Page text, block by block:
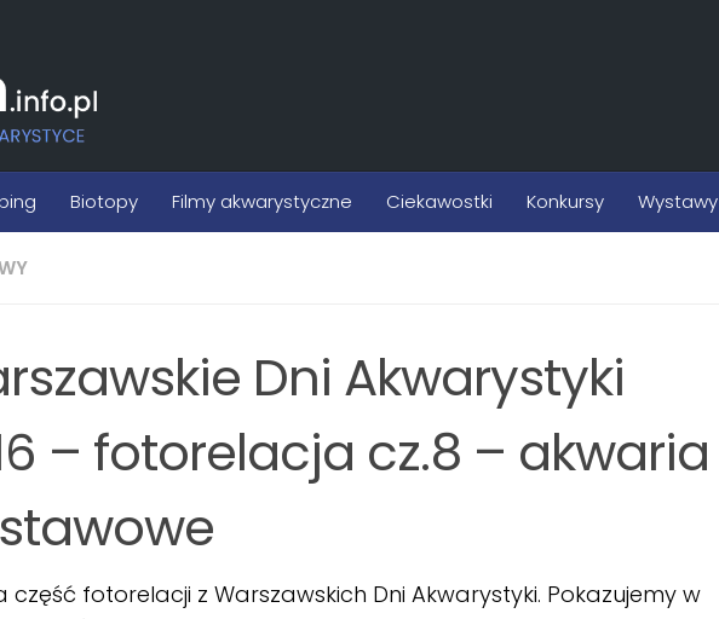
Biotopy Filmy akwarystyczne Ciekawostki Konkursy Wystawy
Dni Akwarystyki
– fotorelacja cz.8 – akwaria
część fotorelacji z Warszawskich Dni Akwarystyki. Pokazujemy w